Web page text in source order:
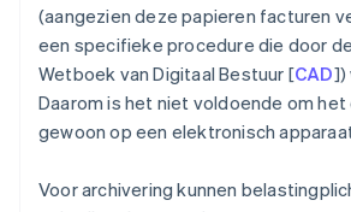
(aangezien deze papieren facturen
een specifieke procedure die door
Wetboek van Digitaal Bestuur [CAD])
Daarom is het niet voldoende om
gewoon op een elektronisch
Voor archivering kunnen